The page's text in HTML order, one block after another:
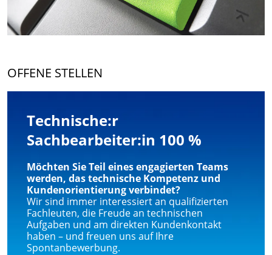
OFFENE STELLEN
Technische:r
Sachbearbeiter:in 100 %
Möchten Sie Teil eines engagierten Teams
werden, das technische Kompetenz und
Kundenorientierung verbindet?
Wir sind immer interessiert an qualifizierten
Fachleuten, die Freude an technischen
Aufgaben und am direkten Kundenkontakt
haben – und freuen uns auf Ihre
Spontanbewerbung.